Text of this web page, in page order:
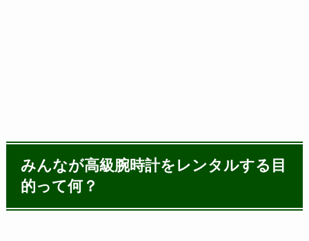
みんなが高級腕時計をレンタルする目
的って何？